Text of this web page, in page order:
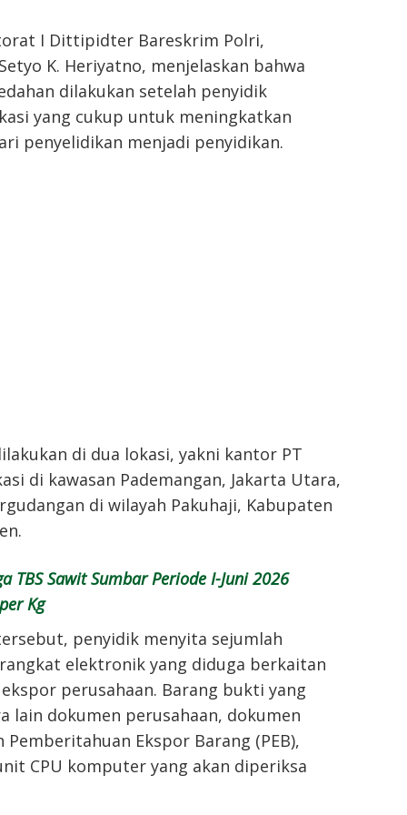
I Dittipidter Bareskrim Polri,
K. Heriyatno, menjelaskan bahwa
dilakukan setelah penyidik
yang cukup untuk meningkatkan
penyelidikan menjadi penyidikan.
di dua lokasi, yakni kantor PT
di kawasan Pademangan, Jakarta Utara,
di wilayah Pakuhaji, Kabupaten
TBS Sawit Sumbar Periode I-Juni 2026
Kg
penyidik menyita sejumlah
elektronik yang diduga berkaitan
perusahaan. Barang bukti yang
lain dokumen perusahaan, dokumen
Ekspor Barang (PEB),
CPU komputer yang akan diperiksa